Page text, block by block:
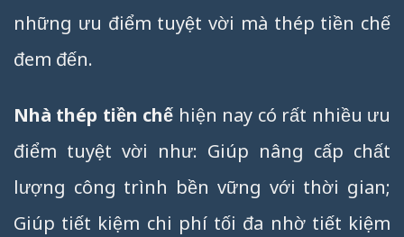
những ưu điểm tuyệt vời mà thép tiền chế
đem đến.
Nhà thép tiền chế hiện nay có rất nhiều ưu
điểm tuyệt vời như: Giúp nâng cấp chất
lượng công trình bền vững với thời gian;
Giúp tiết kiệm chi phí tối đa nhờ tiết kiệm